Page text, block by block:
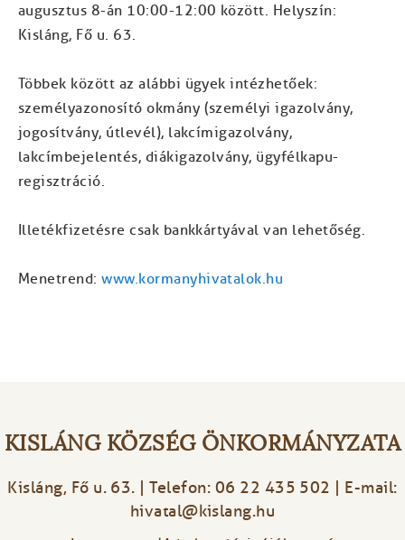
augusztus 8-án 10:00-12:00 között. Helyszín:
Kisláng, Fő u. 63.
Többek között az alábbi ügyek intézhetőek:
személyazonosító okmány (személyi igazolvány,
jogosítvány, útlevél), lakcímigazolvány,
lakcímbejelentés, diákigazolvány, ügyfélkapu-
regisztráció.
Illetékfizetésre csak bankkártyával van lehetőség.
Menetrend:www.kormanyhivatalok.hu
KISLÁNG KÖZSÉG ÖNKORMÁNYZATA
Kisláng, Fő u. 63. | Telefon: 06 22 435 502 | E-mail:
hivatal@kislang.hu